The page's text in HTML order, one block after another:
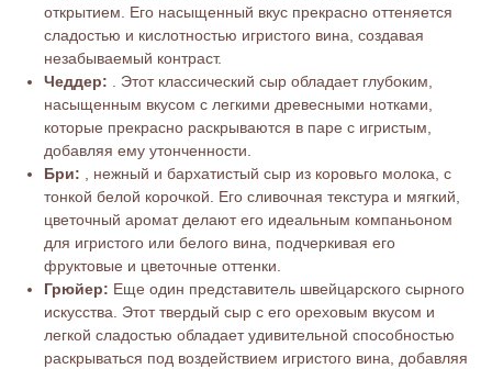
открытием. Его насыщенный вкус прекрасно оттеняется
сладостью и кислотностью игристого вина, создавая
незабываемый контраст.
Чеддер: . Этот классический сыр обладает глубоким,
насыщенным вкусом с легкими древесными нотками,
которые прекрасно раскрываются в паре с игристым,
добавляя ему утонченности.
Бри: , нежный и бархатистый сыр из коровьго молока, с
тонкой белой корочкой. Его сливочная текстура и мягкий,
цветочный аромат делают его идеальным компаньоном
для игристого или белого вина, подчеркивая его
фруктовые и цветочные оттенки.
Грюйер: Еще один представитель швейцарского сырного
искусства. Этот твердый сыр с его ореховым вкусом и
легкой сладостью обладает удивительной способностью
раскрываться под воздействием игристого вина, добавляя